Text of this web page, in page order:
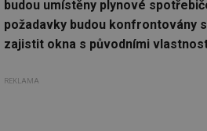
budou umístěny plynové
požadavky budou konfrontovány
zajistit okna s původními
REKLAMA